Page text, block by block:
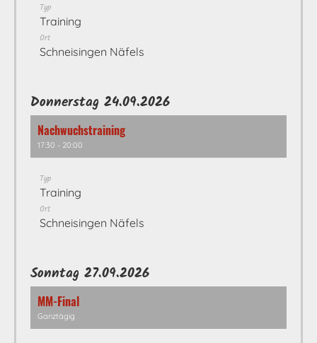
Typ
Training
Ort
Schneisingen Näfels
Donnerstag 24.09.2026
Nachwuchstraining
17:30 - 20:00
Typ
Training
Ort
Schneisingen Näfels
Sonntag 27.09.2026
MM-Final
Ganztägig